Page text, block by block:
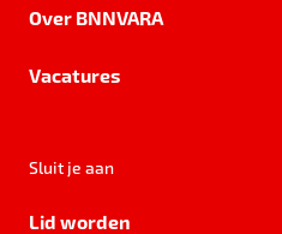
Over BNNVARA
Vacatures
Sluit je aan
Lid worden